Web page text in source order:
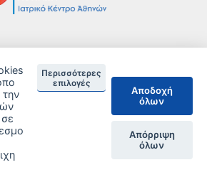
Δείτε τις Πιστοποιήσεις ανά Κλινική
© Iatriko.gr | Powered by Aboutnet
την
Περισσότερες
επιλογές
Αποδοχή
όλων
Απόρριψη
όλων